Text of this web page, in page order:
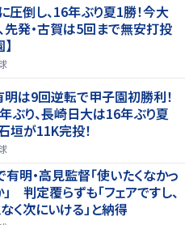
倒し、16年ぶり夏1勝！今大
先発・古賀は5回まで無安打投
明は9回逆転で甲子園初勝利！
ぶり、長崎日大は16年ぶり夏
垣が11K完投！
明・高見監督「使いたくなかっ
判定覆らずも「フェアですし、
く次にいける」と納得